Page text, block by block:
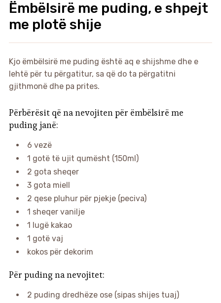
Ëmbëlsirë me puding, e shpejt
me plotë shije
Kjo ëmbëlsirë me puding është aq e shijshme dhe e
lehtë për tu përgatitur, sa që do ta përgatitni
gjithmonë dhe pa prites.
Përbërësit që na nevojiten për ëmbëlsirë me
puding janë:
6 vezë
1 gotë të ujit qumësht (150ml)
2 gota sheqer
3 gota miell
2 qese pluhur për pjekje (peciva)
1 sheqer vanilje
1 lugë kakao
1 gotë vaj
kokos për dekorim
Për puding na nevojitet:
2 puding dredhëze ose (sipas shijes tuaj)